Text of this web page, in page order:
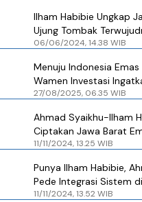
Ilham Habibie Ungkap
Ujung Tombak
Indonesia Emas 2045
06/06/2024, 14.38 WIB
Menuju Indonesia
Wamen Investasi
Muda Jadi Ujung Tombak
27/08/2025, 06.35 WIB
Ahmad Syaikhu-Ilham
Ciptakan Jawa Barat
11/11/2024, 13.25 WIB
Punya Ilham Habibie,
Pede Integrasi Sistem
Bakal Lancar dan
11/11/2024, 13.52 WIB